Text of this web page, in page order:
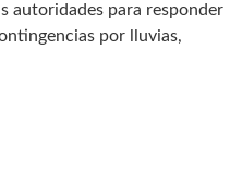
autoridades para responder
por lluvias,